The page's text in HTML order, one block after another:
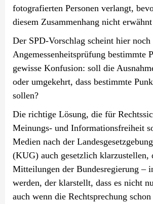
fotografierten Personen verlangt,
diesem Zusammenhang nicht
Der SPD-Vorschlag scheint hier
Angemessenheitsprüfung
gewisse Konfusion: soll die
oder umgekehrt, dass bestimmte
sollen?
Die richtige Lösung, die für
Meinungs- und Informationsfreiheit
Medien nach der
(KUG) auch gesetzlich klarzustellen,
Mitteilungen der Bundesregierung –
werden, der klarstellt, dass es nicht
auch wenn die Rechtsprechung